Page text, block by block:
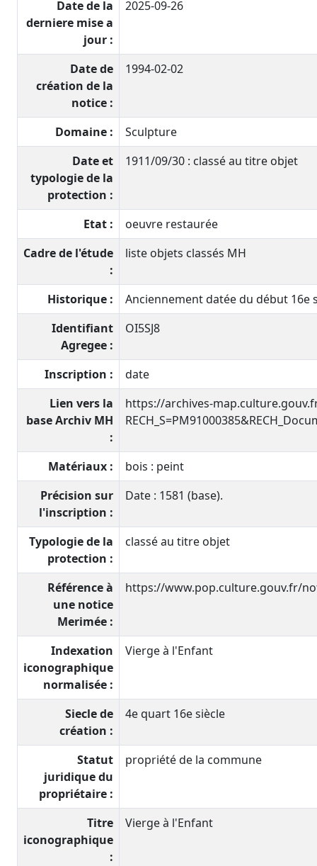
Date de la
derniere mise a
jour :
2025-09-26
Date de
création de la
notice :
1994-02-02
Domaine :
Sculpture
Date et
typologie de la
protection :
1911/09/30 : classé au titre objet
Etat :
oeuvre restaurée
Cadre de l'étude
:
liste objets classés MH
Historique :
Anciennement datée du début 16e
Identifiant
Agregee :
OI5SJ8
Inscription :
date
Lien vers la
base Archiv MH
:
https://archives-
Matériaux :
bois : peint
Précision sur
l'inscription :
Date : 1581 (base).
Typologie de la
protection :
classé au titre objet
Référence à
une notice
Merimée :
https://www.pop.culture.gouv.fr/
Indexation
iconographique
normalisée :
Vierge à l'Enfant
Siecle de
création :
4e quart 16e siècle
Statut
juridique du
propriétaire :
propriété de la commune
Titre
iconographique
:
Vierge à l'Enfant